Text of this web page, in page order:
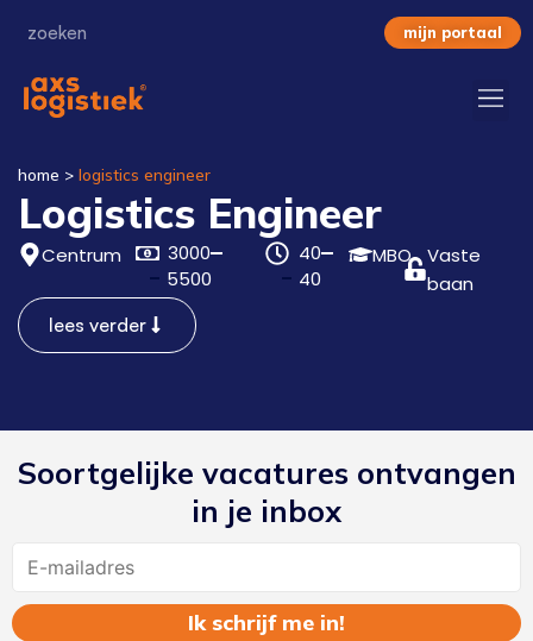
mijn portaal
home > logistics engineer
Logistics Engineer
Centrum
3000
5500
40
40
MBO
Vaste
baan
lees verder
Soortgelijke vacatures ontvangen
in je inbox